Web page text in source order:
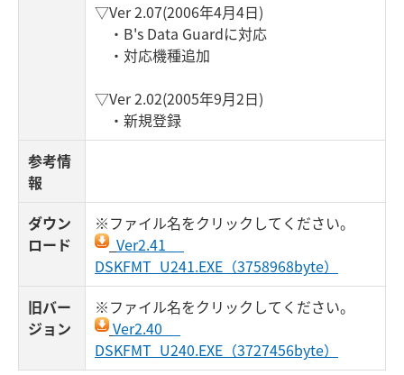
▽Ver 2.07(2006年4月4日)
・B's Data Guardに対応
・対応機種追加
▽Ver 2.02(2005年9月2日)
・新規登録
参考情
報
ダウン
ロード
※ファイル名をクリックしてください。
Ver2.41
DSKFMT_U241.EXE（3758968byte）
旧バー
ジョン
※ファイル名をクリックしてください。
Ver2.40
DSKFMT_U240.EXE（3727456byte）